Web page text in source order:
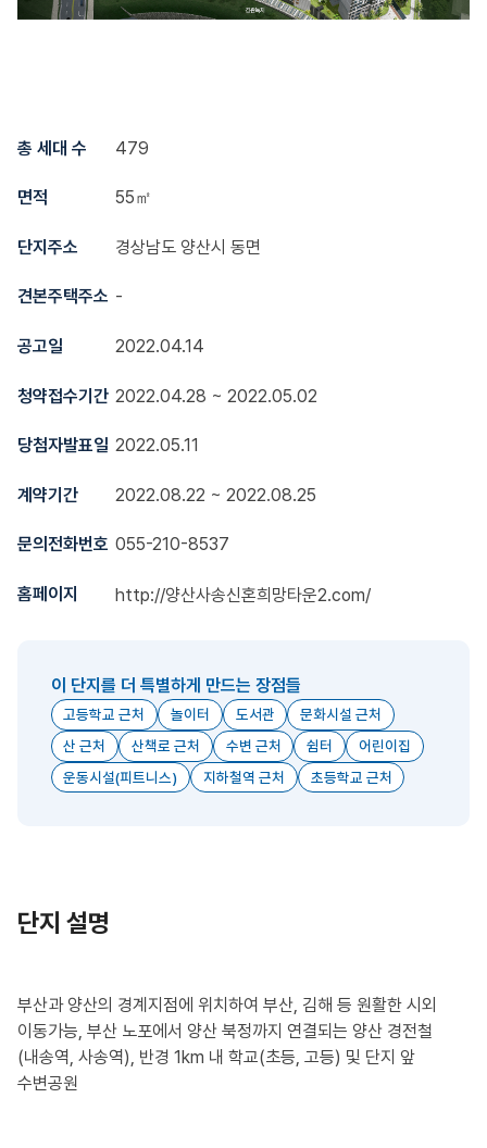
총 세대 수 479
면적 55㎡
단지주소 경상남도 양산시 동면
견본주택주소 -
공고일 2022.04.14
청약접수기간 2022.04.28 ~ 2022.05.02
당첨자발표일 2022.05.11
계약기간 2022.08.22 ~ 2022.08.25
문의전화번호 055-210-8537
홈페이지 http://양산사송신혼희망타운2.com/
이 단지를 더 특별하게 만드는 장점들
고등학교 근처 놀이터 도서관
문화시설 근처
산 근처
산책로 근처 수변 근처 쉼터
어린이집
운동시설(피트니스)
지하철역 근처 초등학교 근처
단지 설명
부산과 양산의 경계지점에 위치하여 부산, 김해 등 원활한 시외
이동가능, 부산 노포에서 양산 북정까지 연결되는 양산 경전철
(내송역, 사송역), 반경 1km 내 학교(초등, 고등) 및 단지 앞